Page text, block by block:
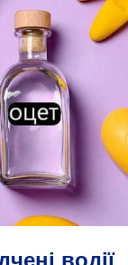
водії